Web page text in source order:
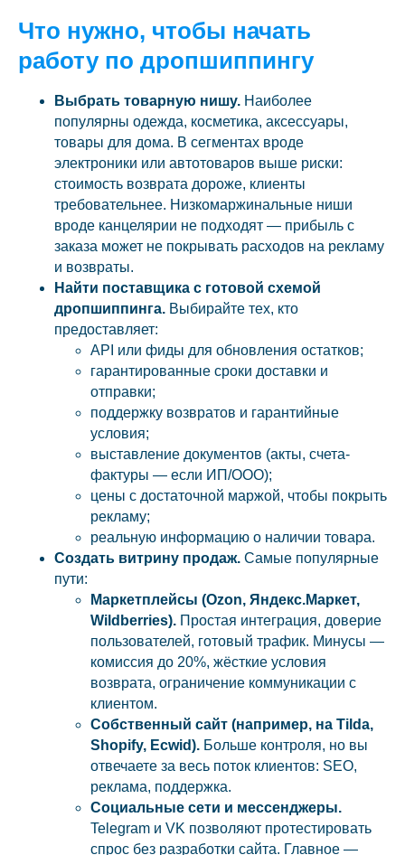
Что нужно, чтобы начать
работу по дропшиппингу
Выбрать товарную нишу. Наиболее
популярны одежда, косметика, аксессуары,
товары для дома. В сегментах вроде
электроники или автотоваров выше риски:
стоимость возврата дороже, клиенты
требовательнее. Низкомаржинальные ниши
вроде канцелярии не подходят — прибыль с
заказа может не покрывать расходов на рекламу
и возвраты.
Найти поставщика с готовой схемой
дропшиппинга. Выбирайте тех, кто
предоставляет:
API или фиды для обновления остатков;
гарантированные сроки доставки и
отправки;
поддержку возвратов и гарантийные
условия;
выставление документов (акты, счета-
фактуры — если ИП/ООО);
цены с достаточной маржой, чтобы покрыть
рекламу;
реальную информацию о наличии товара.
Создать витрину продаж. Самые популярные
пути:
Маркетплейсы (Ozon, Яндекс.Маркет,
Wildberries). Простая интеграция, доверие
пользователей, готовый трафик. Минусы —
комиссия до 20%, жёсткие условия
возврата, ограничение коммуникации с
клиентом.
Собственный сайт (например, на Tilda,
Shopify, Ecwid). Больше контроля, но вы
отвечаете за весь поток клиентов: SEO,
реклама, поддержка.
Социальные сети и мессенджеры.
Telegram и VK позволяют протестировать
спрос без разработки сайта. Главное —